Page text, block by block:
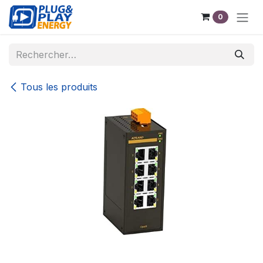
Se rendre au contenu
0
Tous les produits